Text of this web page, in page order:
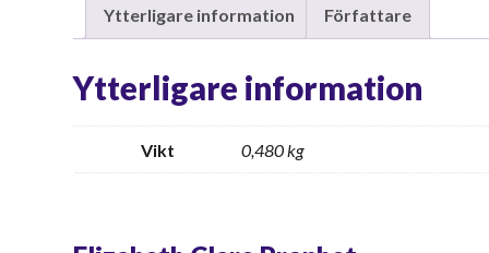
Ytterligare information Författare
Ytterligare information
Vikt 0,480 kg